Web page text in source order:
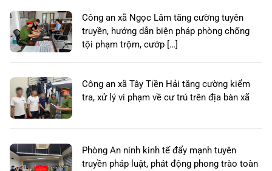
Công an xã Ngọc Lâm tăng cường tuyên
truyền, hướng dẫn biện pháp phòng chống
tội phạm trộm, cướp […]
Công an xã Tây Tiền Hải tăng cường kiểm
tra, xử lý vi phạm về cư trú trên địa bàn xã
Phòng An ninh kinh tế đẩy mạnh tuyên
truyền pháp luật, phát động phong trào toàn